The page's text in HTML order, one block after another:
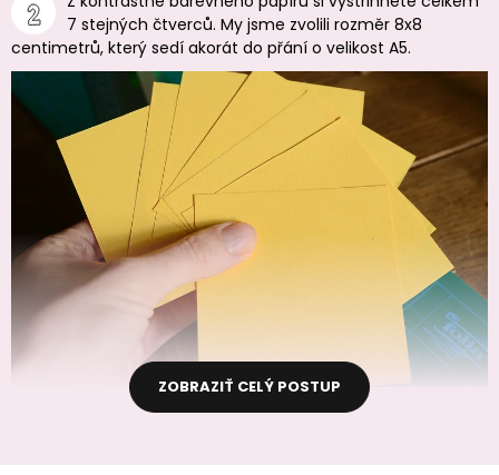
7 stejných čtverců. My jsme zvolili rozměr 8x8
centimetrů, který sedí akorát do přání o velikost A5.
ZOBRAZIŤ CELÝ POSTUP